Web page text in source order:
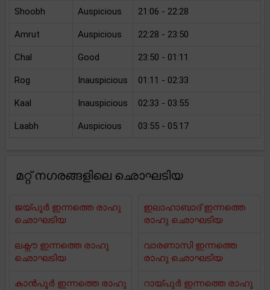
Shoobh Auspicious 21:06 - 22:28
Amrut Auspicious 22:28 - 23:50
Chal Good 23:50 - 01:11
Rog Inauspicious 01:11 - 02:33
Kaal Inauspicious 02:33 - 03:55
Laabh Auspicious 03:55 - 05:17
മറ്റ് നഗരങ്ങളിലെ ഛൊഘടിയ
ജയ്പൂർ ഇന്നത്തെ രാഹു
ഛൊഘടിയ
ലക്നൗ ഇന്നത്തെ രാഹു
ഛൊഘടിയ
കാൻപൂർ ഇന്നത്തെ രാഹു
ഇലാഹാബാദ് ഇന്നത്തെ
രാഹു ഛൊഘടിയ
വാരണാസി ഇന്നത്തെ
രാഹു ഛൊഘടിയ
റായ്പുർ ഇന്നത്തെ രാഹു